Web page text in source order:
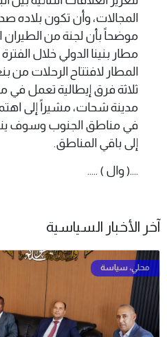
المجالات، وأن تكون بلاده
موضحاً بأن لجنة من الطيران
مطار بنينا الدولي خلال
المطار لافتتاح الرحلات من
ثلاثة فرق إيطالية تعمل في
مدينة شحات، مشيراً إلى
في مناطق الجنوب وسوف
إلى باقي المناطق.
....( وال ) .....
آخر الأخبار السياسية